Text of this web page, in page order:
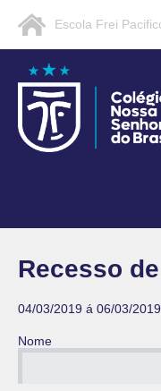
Escola Frei
Recesso
04/03/2019 á 06/03/2019
Nome